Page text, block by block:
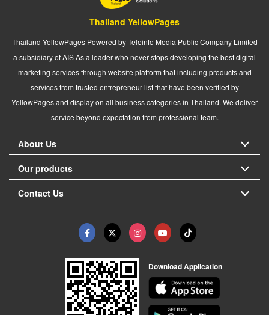
Thailand YellowPages
Thailand YellowPages Powered by Teleinfo Media Public Company Limited
a subsidiary of AIS As a leader who never stops developing the best digital
marketing services through website platform that including products and
services from trusted entrepreneur list that have been verified by
YellowPages and display on all business categories in Thailand. We deliver
service beyond expectation from professional team.
About Us
Our products
Contact Us
Download Application